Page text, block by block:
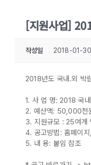
[지원사업]
작성일 2018-01-30
2018년도 국내.외 박
1. 사 업 명: 2018 국
2. 예산액: 50,000천
3. 지원규모 : 25여개
4. 공고방법: 홈페이
5. 내 용: 붙임 참조